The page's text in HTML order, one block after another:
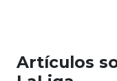
Artículos